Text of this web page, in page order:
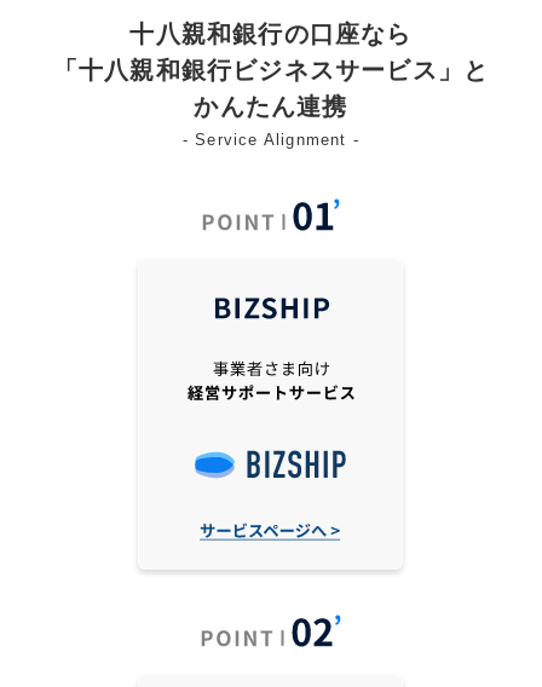
十八親和銀行の口座なら
「十八親和銀行ビジネスサービス」と
かんたん連携
- Service Alignment -